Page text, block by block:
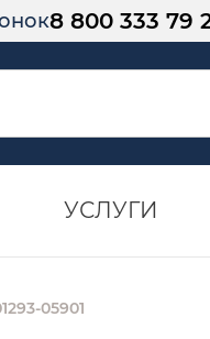
8 800 333 79
УСЛУГИ
05901